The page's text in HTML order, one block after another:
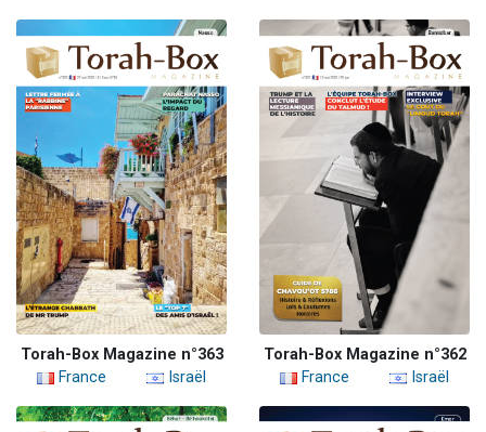
Torah-Box Magazine n°363
France
Israël
Torah-Box Magazine n°362
France
Israël